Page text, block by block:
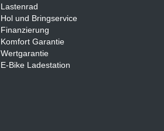
Lastenrad
Hol und Bringservice
Finanzierung
Komfort Garantie
Wertgarantie
E-Bike Ladestation